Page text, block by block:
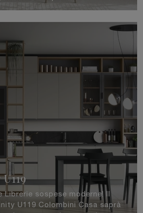
Librerie sospese moderne! Il
U119 Colombini Casa saprà